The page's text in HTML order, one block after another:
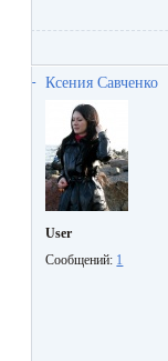
депиляции
Эпиляция
или
депиляция?
Ксения Савченко
User
Сообщений: 1